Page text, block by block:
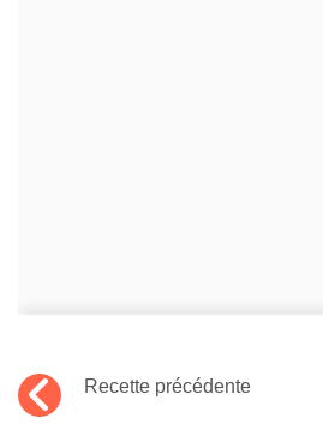
Recette précédente